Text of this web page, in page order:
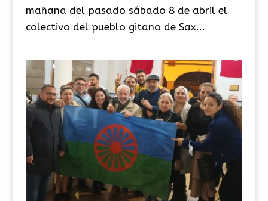
mañana del pasado sábado 8 de abril el
colectivo del pueblo gitano de Sax...